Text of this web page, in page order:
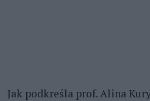
Jak podkreśla prof. Alina